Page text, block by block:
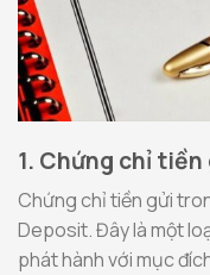
1. Chứng chỉ
Chứng chỉ tiền gửi
Deposit. Đây là một
phát hành với mục